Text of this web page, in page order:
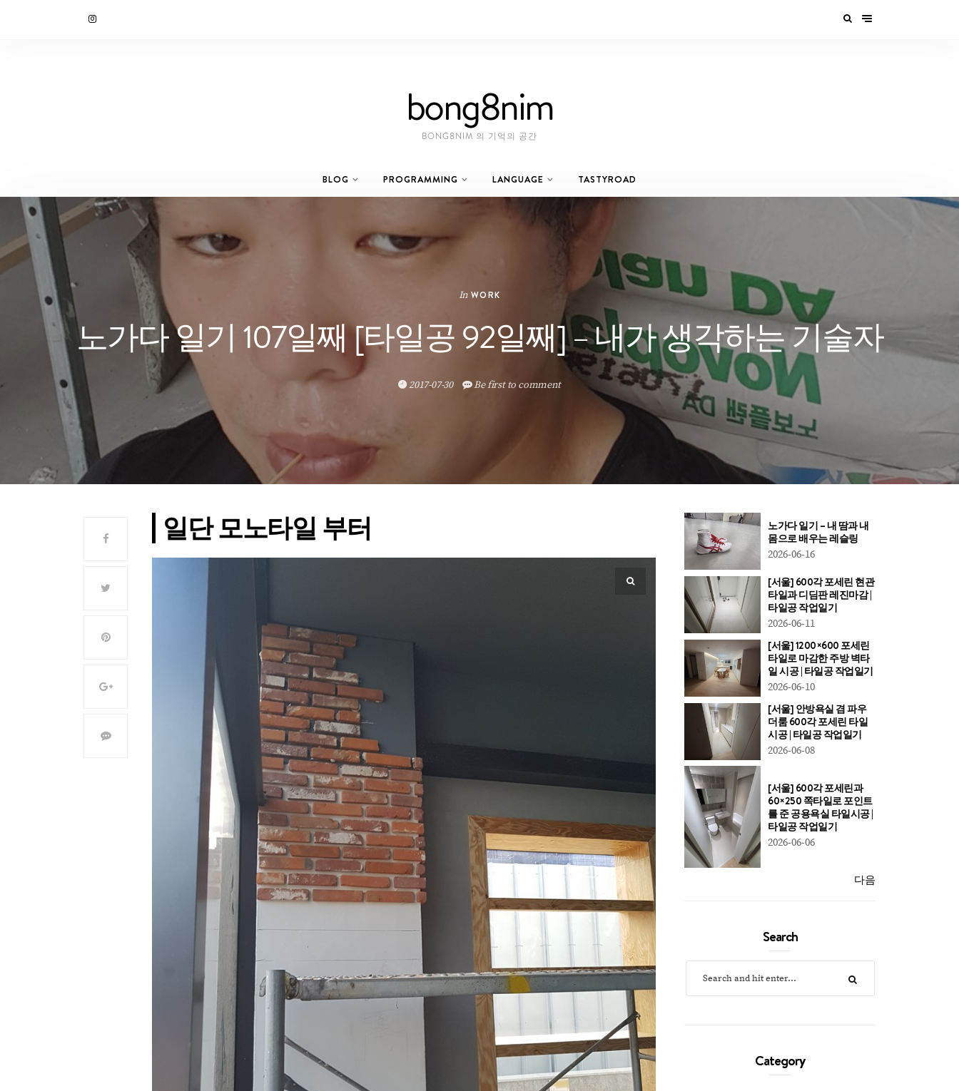
bong8nim
BONG8NIM 의 기억의 공간
BLOG PROGRAMMING LANGUAGE TASTYROAD
In WORK
노가다 일기 107일째 [타일공 92일째] – 내가 생각하는 기술자
2017-07-30 Be first to comment
일단 모노타일 부터
노가다 일기 – 내 땀과 내
몸으로 배우는 레슬링
2026-06-16
[서울] 600각 포세린 현관
타일과 디딤판 레진마감 |
타일공 작업일기
2026-06-11
[서울] 1200×600 포세린
타일로 마감한 주방 벽타
일 시공 | 타일공 작업일기
2026-06-10
[서울] 안방욕실 겸 파우
더룸 600각 포세린 타일
시공 | 타일공 작업일기
2026-06-08
[서울] 600각 포세린과
60×250 쪽타일로 포인트
를 준 공용욕실 타일시공 |
타일공 작업일기
2026-06-06
다음
Search
Category